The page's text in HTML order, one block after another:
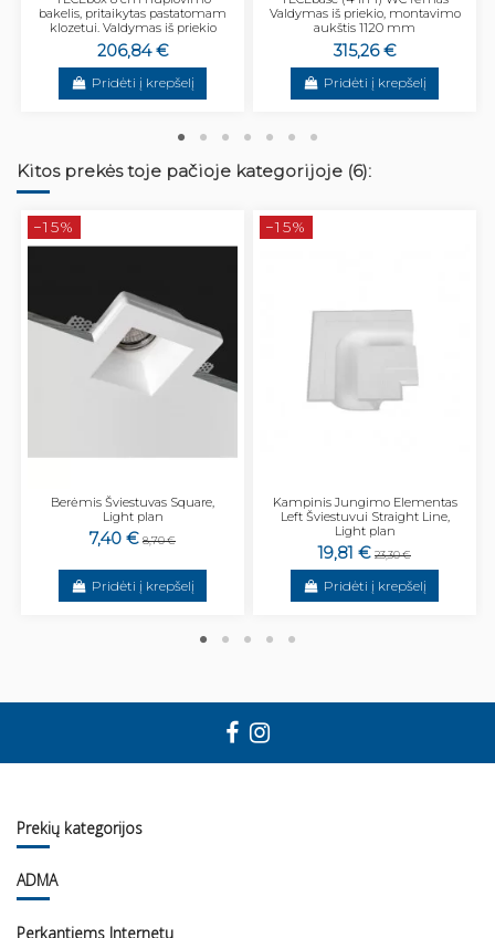
bakelis, pritaikytas pastatomam
klozetui. Valdymas iš priekio
206,84 €
Pridėti į krepšelį
Valdymas iš priekio, montavimo
aukštis 1120 mm
315,26 €
Pridėti į krepšelį
Kitos prekės toje pačioje kategorijoje (6):
−15%
Berėmis Šviestuvas Square,
Light plan
7,40 € 8,70 €
Pridėti į krepšelį
−15%
Kampinis Jungimo Elementas
Left Šviestuvui Straight Line,
Light plan
19,81 € 23,30 €
Pridėti į krepšelį
Prekių kategorijos
ADMA
Perkantiems Internetu